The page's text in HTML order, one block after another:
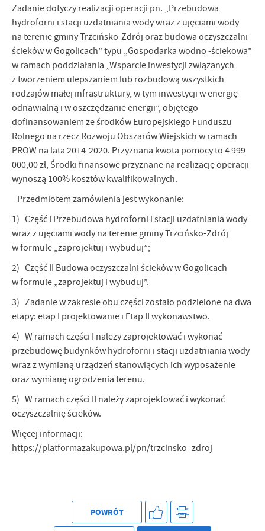
Zadanie dotyczy realizacji operacji pn. „Przebudowa
hydroforni i stacji uzdatniania wody wraz z ujęciami wody
na terenie gminy Trzcińsko-Zdrój oraz budowa oczyszczalni
ścieków w Gogolicach” typu „Gospodarka wodno -ściekowa”
w ramach poddziałania „Wsparcie inwestycji związanych
z tworzeniem ulepszaniem lub rozbudową wszystkich
rodzajów małej infrastruktury, w tym inwestycji w energię
odnawialną i w oszczędzanie energii”, objętego
dofinansowaniem ze środków Europejskiego Funduszu
Rolnego na rzecz Rozwoju Obszarów Wiejskich w ramach
PROW na lata 2014-2020. Przyznana kwota pomocy to 4 999
000,00 zł, Środki finansowe przyznane na realizację operacji
wynoszą 100% kosztów kwalifikowalnych.
Przedmiotem zamówienia jest wykonanie:
1) Część I Przebudowa hydroforni i stacji uzdatniania wody
wraz z ujęciami wody na terenie gminy Trzcińsko-Zdrój
w formule „zaprojektuj i wybuduj”;
2) Część II Budowa oczyszczalni ścieków w Gogolicach
w formule „zaprojektuj i wybuduj”.
3) Zadanie w zakresie obu części zostało podzielone na dwa
etapy: etap I projektowanie i Etap II wykonawstwo.
4) W ramach części I należy zaprojektować i wykonać
przebudowę budynków hydroforni i stacji uzdatniania wody
wraz z wymianą urządzeń stanowiących ich wyposażenie
oraz wymianę ogrodzenia terenu.
5) W ramach części II należy zaprojektować i wykonać
oczyszczalnię ścieków.
Więcej informacji:
https://platformazakupowa.pl/pn/trzcinsko_zdroj
POWRÓT
Firmy te działają w charakterze pośredników prezentujących nasze
treści w postaci wiadomości, ofert, komunikatów mediów
społecznościowych.